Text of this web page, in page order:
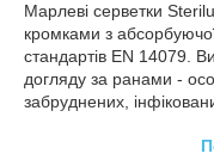
Марлеві серветки
кромками з
стандартів EN 14079.
догляду за ранами -
забруднених,
хірургічних процедур